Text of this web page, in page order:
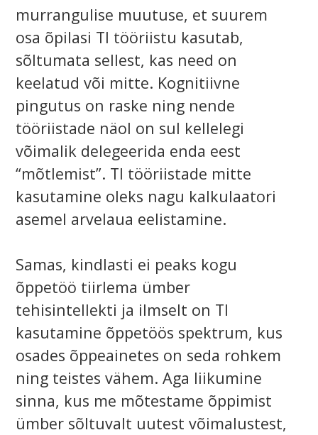
murrangulise muutuse, et suurem
osa õpilasi TI tööriistu kasutab,
sõltumata sellest, kas need on
keelatud või mitte. Kognitiivne
pingutus on raske ning nende
tööriistade näol on sul kellelegi
võimalik delegeerida enda eest
“mõtlemist”. TI tööriistade mitte
kasutamine oleks nagu kalkulaatori
asemel arvelaua eelistamine.
Samas, kindlasti ei peaks kogu
õppetöö tiirlema ümber
tehisintellekti ja ilmselt on TI
kasutamine õppetöös spektrum, kus
osades õppeainetes on seda rohkem
ning teistes vähem. Aga liikumine
sinna, kus me mõtestame õppimist
ümber sõltuvalt uutest võimalustest,